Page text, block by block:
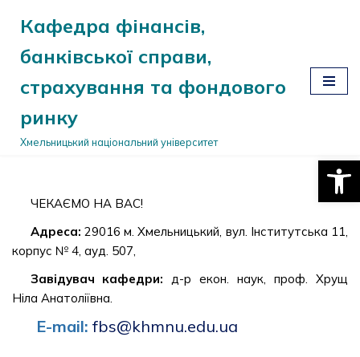
до
вмісту
Кафедра фінансів,
банківської справи,
страхування та фондового
ринку
Хмельницький національний університет
ЧЕКАЄМО НА ВАС!
Адреса: 29016 м. Хмельницький, вул. Інститутська 11,
корпус № 4, ауд. 507,
Завідувач кафедри: д-р екон. наук, проф. Хрущ
Ніла Анатоліївна.
E-mail: fbs@khmnu.edu.ua